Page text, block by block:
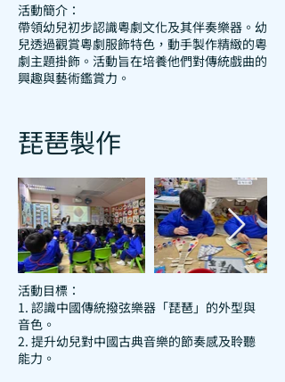
活動簡介：
帶領幼兒初步認識粵劇文化及其伴奏樂器。幼
兒透過觀賞粵劇服飾特色，動手製作精緻的粵
劇主題掛飾。活動旨在培養他們對傳統戲曲的
興趣與藝術鑑賞力。
琵琶製作
活動目標：
1. 認識中國傳統撥弦樂器「琵琶」的外型與
音色。
2. 提升幼兒對中國古典音樂的節奏感及聆聽
能力。